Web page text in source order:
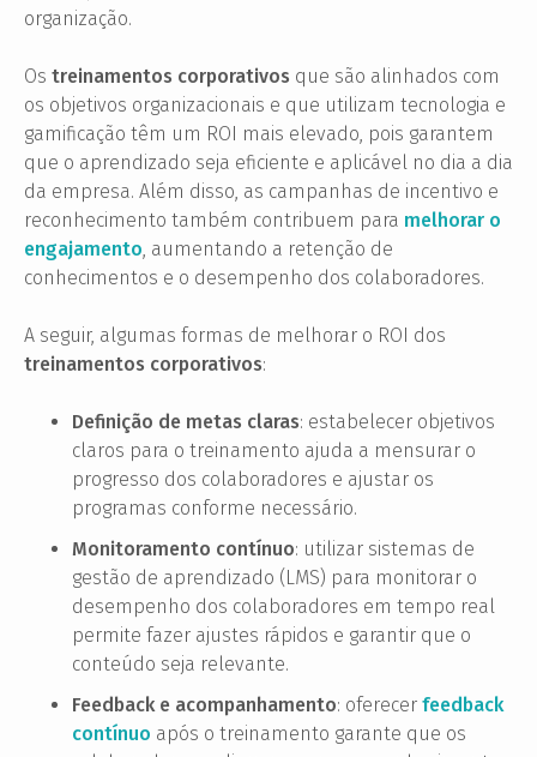
organização.
Os treinamentos corporativos que são alinhados com
os objetivos organizacionais e que utilizam tecnologia e
gamificação têm um ROI mais elevado, pois garantem
que o aprendizado seja eficiente e aplicável no dia a dia
da empresa. Além disso, as campanhas de incentivo e
reconhecimento também contribuem para melhorar o
engajamento, aumentando a retenção de
conhecimentos e o desempenho dos colaboradores.
A seguir, algumas formas de melhorar o ROI dos
treinamentos corporativos:
Definição de metas claras: estabelecer objetivos
claros para o treinamento ajuda a mensurar o
progresso dos colaboradores e ajustar os
programas conforme necessário.
Monitoramento contínuo: utilizar sistemas de
gestão de aprendizado (LMS) para monitorar o
desempenho dos colaboradores em tempo real
permite fazer ajustes rápidos e garantir que o
conteúdo seja relevante.
Feedback e acompanhamento: oferecer feedback
contínuo após o treinamento garante que os